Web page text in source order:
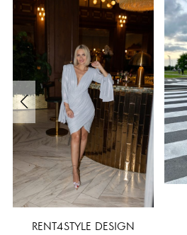
RENT4STYLE DESIGN